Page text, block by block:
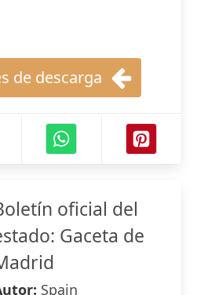
de descarga
oficial del
Gaceta de
Spain